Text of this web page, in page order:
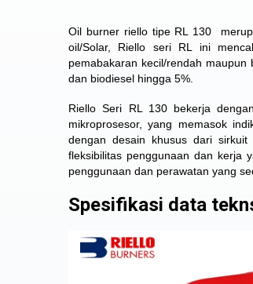
Oil burner riello tipe RL 130
oil/Solar, Riello seri RL ini
pemabakaran kecil/rendah
dan biodiesel hingga 5%.
Riello Seri RL 130 bekerja
mikroprosesor, yang memasok
dengan desain khusus dari
fleksibilitas penggunaan dan kerja
penggunaan dan perawatan yang
Spesifikasi data